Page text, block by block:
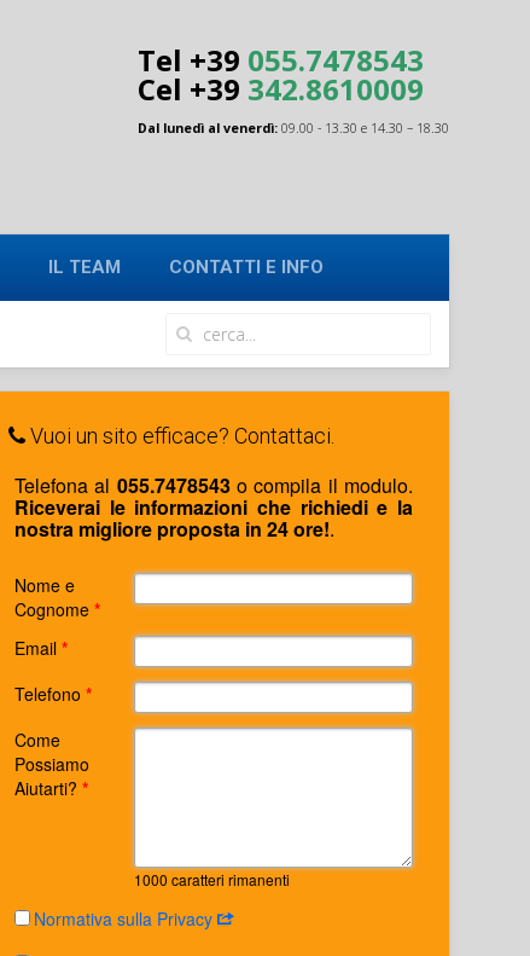
Tel +39 055.7478543
Cel +39 342.8610009
Dal lunedì al venerdì: 09.00 - 13.30 e 14.30 – 18.30
IL TEAM CONTATTI E INFO
Vuoi un sito efficace? Contattaci.
Telefona al 055.7478543o compila il modulo.
Riceverai le informazioni che richiedi e la
nostra migliore proposta in 24 ore!.
Nome e
Cognome *
Email *
Telefono *
Come
Possiamo
Aiutarti? *
1000 caratteri rimanenti
Normativa sulla Privacy